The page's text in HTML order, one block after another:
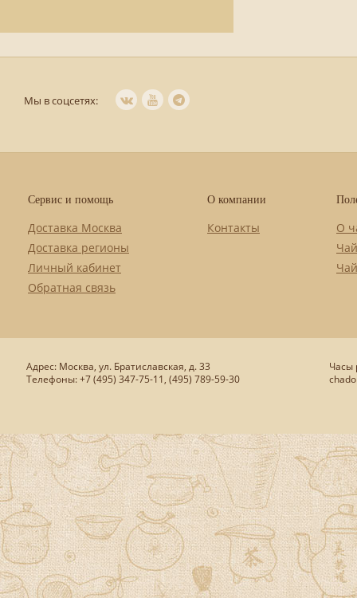
Мы в соцсетях:
Сервис и помощь
Доставка Москва
Доставка регионы
Личный кабинет
Обратная связь
О компании
Контакты
О
Адрес: Москва, ул. Братиславская, д. 33
Телефоны: +7 (495) 347-75-11, (495) 789-59-30
Часы